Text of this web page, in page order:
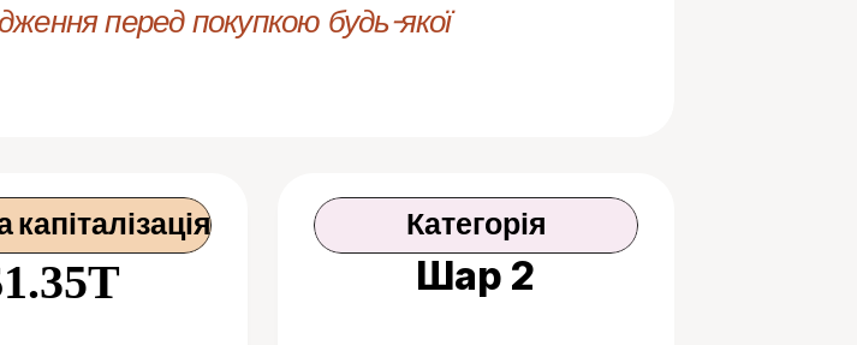
перед покупкою будь-якої
Категорія
Шар 2